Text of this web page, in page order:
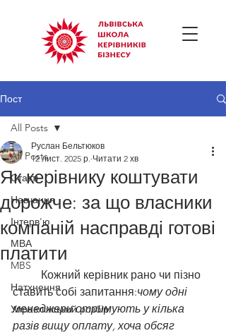
Пост
All Posts
Статті
Навчання
Інтерв'ю
МВА
MBS
Натхнення
Управлінський розбір
All Posts
Як керівнику коштувати
дорожче: за що власники
компаній насправді готові
платити
Руслан Бельтюков
12 лист. 2025 р. Читати 2 хв
ставить собі запитання:чому одні
менеджери отримують у кілька
разів вищу оплату, хоча обсяг